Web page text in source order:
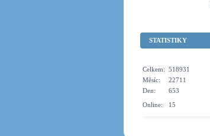
STATISTIKY
Online: 15
Celkem: 518931
Měsíc:
22711
Den:
653